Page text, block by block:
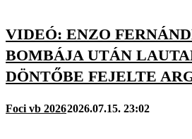
VIDEÓ: ENZO
BOMBÁJA UTÁN
DÖNTŐBE FEJELTE
Foci vb 20262026.07.15. 23:02